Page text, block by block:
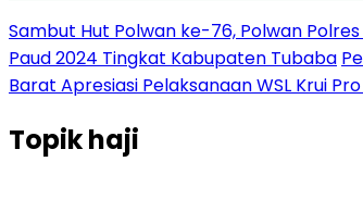
Sambut Hut Polwan ke-76, Polwan
Paud 2024 Tingkat Kabupaten Tubaba
Barat Apresiasi Pelaksanaan WSL Krui
Topikhaji